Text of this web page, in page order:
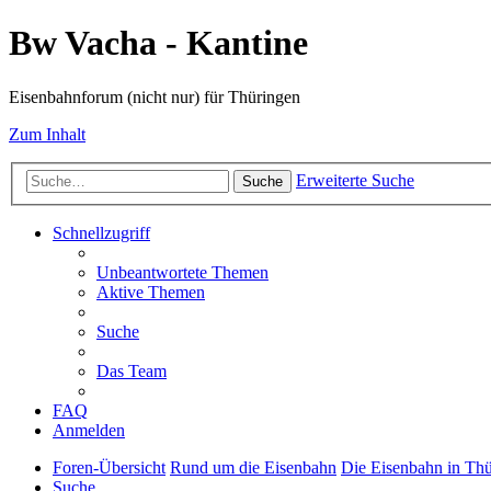
Bw Vacha - Kantine
Eisenbahnforum (nicht nur) für Thüringen
Zum Inhalt
Suche Erweiterte Suche
Schnellzugriff
Unbeantwortete Themen
Aktive Themen
Suche
Das Team
FAQ
Anmelden
Foren-Übersicht Rund um die Eisenbahn Die Eisenbahn in